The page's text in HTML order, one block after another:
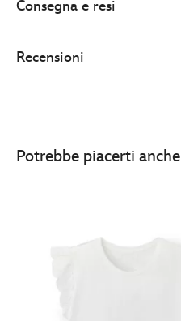
nel-
meraviglie-
5104049220150M.html
Consegna e resi
Recensioni
Potrebbe piacerti anche